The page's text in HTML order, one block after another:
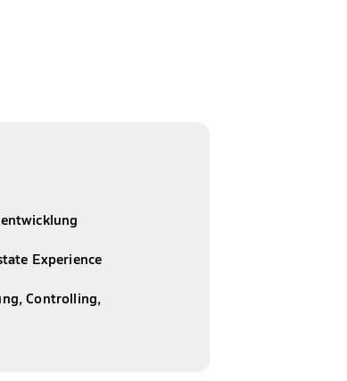
Experience
Controlling,